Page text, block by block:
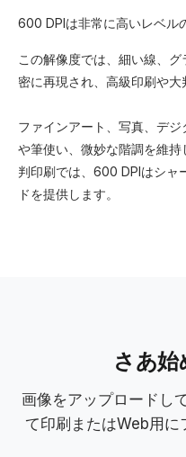
600 DPIは非常に高いレベル
この解像度では、細い線、
密に再現され、高級印刷や大
ファインアート、写真、デ
や筆使い、微妙な階調を維
判印刷では、600 DPIはシャ
ドを提供します。
さあ始
画像をアップロードし
て印刷またはWeb用に